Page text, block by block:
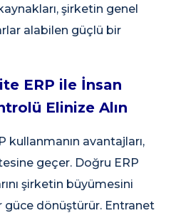
şirketin genel
alabilen güçlü bir
ERP ile İnsan
Elinize Alın
kullanmanın avantajları,
geçer. Doğru ERP
şirketin büyümesini
dönüştürür. Entranet